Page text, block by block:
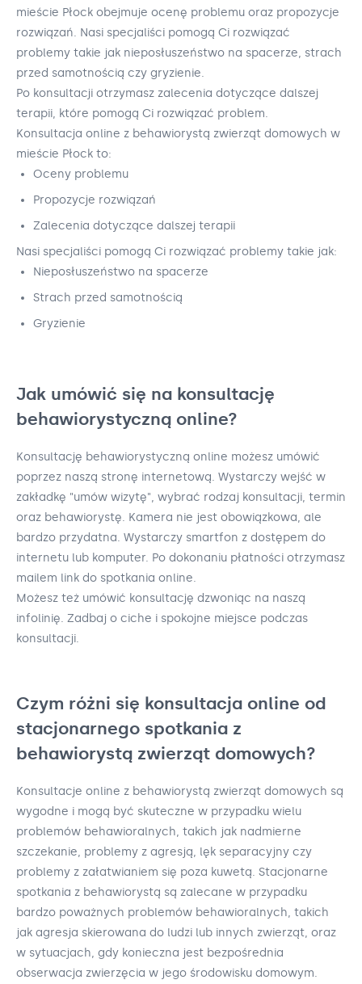
mieście Płock obejmuje ocenę problemu oraz propozycje
rozwiązań. Nasi specjaliści pomogą Ci rozwiązać
problemy takie jak nieposłuszeństwo na spacerze, strach
przed samotnością czy gryzienie.
Po konsultacji otrzymasz zalecenia dotyczące dalszej
terapii, które pomogą Ci rozwiązać problem.
Konsultacja online z behawiorystą zwierząt domowych w
mieście Płock to:
Oceny problemu
Propozycje rozwiązań
Zalecenia dotyczące dalszej terapii
Nasi specjaliści pomogą Ci rozwiązać problemy takie jak:
Nieposłuszeństwo na spacerze
Strach przed samotnością
Gryzienie
Jak umówić się na konsultację
behawiorystyczną online?
Konsultację behawiorystyczną online możesz umówić
poprzez naszą stronę internetową. Wystarczy wejść w
zakładkę "umów wizytę", wybrać rodzaj konsultacji, termin
oraz behawiorystę. Kamera nie jest obowiązkowa, ale
bardzo przydatna. Wystarczy smartfon z dostępem do
internetu lub komputer. Po dokonaniu płatności otrzymasz
mailem link do spotkania online.
Możesz też umówić konsultację dzwoniąc na naszą
infolinię. Zadbaj o ciche i spokojne miejsce podczas
konsultacji.
Czym różni się konsultacja online od
stacjonarnego spotkania z
behawiorystą zwierząt domowych?
Konsultacje online z behawiorystą zwierząt domowych są
wygodne i mogą być skuteczne w przypadku wielu
problemów behawioralnych, takich jak nadmierne
szczekanie, problemy z agresją, lęk separacyjny czy
problemy z załatwianiem się poza kuwetą. Stacjonarne
spotkania z behawiorystą są zalecane w przypadku
bardzo poważnych problemów behawioralnych, takich
jak agresja skierowana do ludzi lub innych zwierząt, oraz
w sytuacjach, gdy konieczna jest bezpośrednia
obserwacja zwierzęcia w jego środowisku domowym.